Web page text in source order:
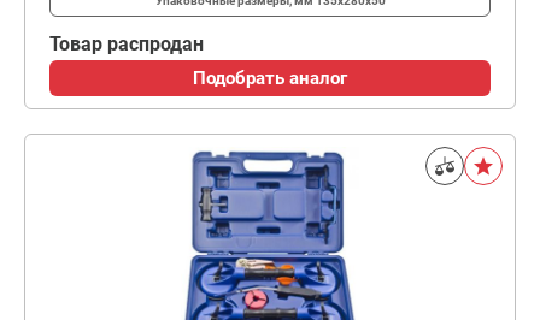
Товар распродан
Подобрать аналог